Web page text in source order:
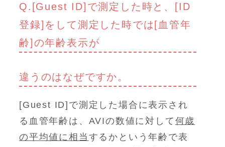
Q.[Guest ID]で測定した時と、[ID
登録]をして測定した時では[血管年
齢]の年齢表示が
違うのはなぜですか。
[Guest ID]で測定した場合に表示され
る血管年齢は、AVIの数値に対して 何歳
の平均値に相当 するかという年齢で表